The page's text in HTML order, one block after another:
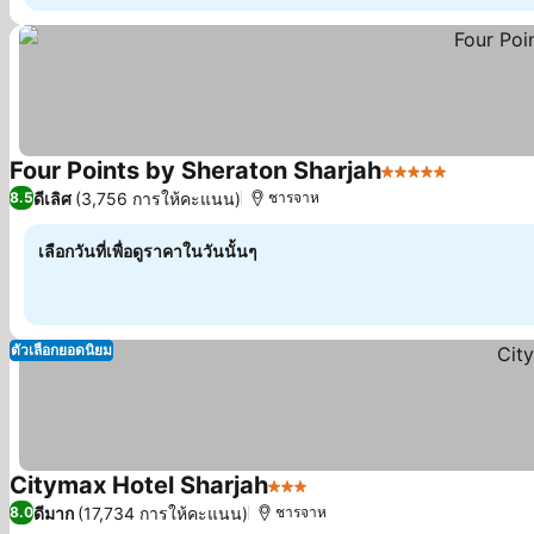
Four Points by Sheraton Sharjah5 ดาว
8.5ดีเลิศ (3,756 การให้คะแนน) ชารจาห
เลือกวันที่เพื่อดูราคาในวันนั้นๆ
ตัวเลือกยอดนิยม
Citymax Hotel Sharjah3 ดาว
8.0ดีมาก (17,734 การให้คะแนน) ชารจาห